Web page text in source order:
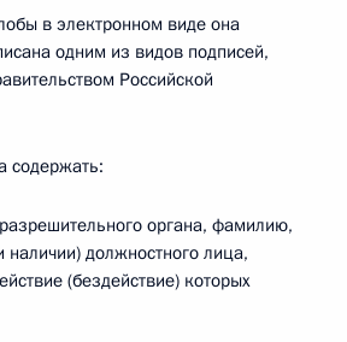
в электронном виде она
одним из видов подписей,
Российской
содержать:
органа, фамилию,
наличии) должностного лица,
(бездействие) которых